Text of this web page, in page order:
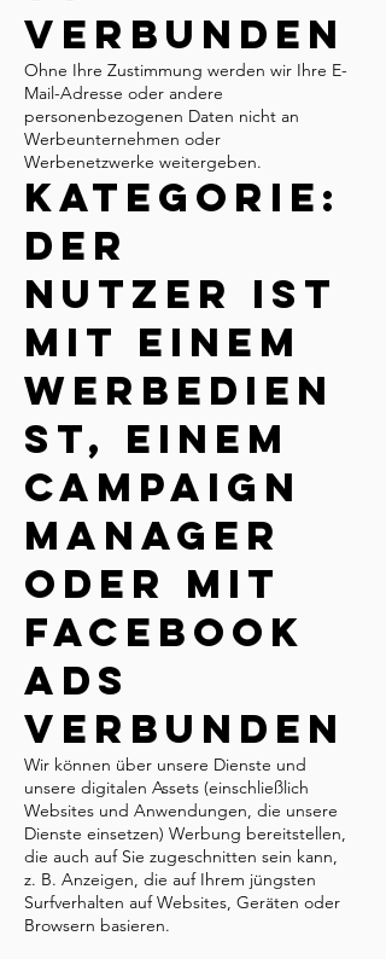
verbunden
Ohne Ihre Zustimmung werden wir Ihre E-
Mail-Adresse oder andere
personenbezogenen Daten nicht an
Werbeunternehmen oder
Werbenetzwerke weitergeben.
Kategorie:
Der
Nutzer ist
mit einem
Werbedien
st, einem
Campaign
Manager
oder mit
Facebook
Ads
verbunden
Wir können über unsere Dienste und
unsere digitalen Assets (einschließlich
Websites und Anwendungen, die unsere
Dienste einsetzen) Werbung bereitstellen,
die auch auf Sie zugeschnitten sein kann,
z. B. Anzeigen, die auf Ihrem jüngsten
Surfverhalten auf Websites, Geräten oder
Browsern basieren.